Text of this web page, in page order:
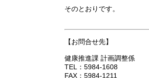
そのとおりです。
【お問合せ先】
健康推進課 計画調整係
TEL：5984-1608
FAX：5984-1211